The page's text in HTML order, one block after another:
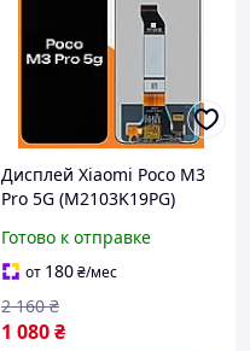
Дисплей Xiaomi Poco M3
Pro 5G (M2103K19PG)
(original), экран на
Ксиоми Поко М3 Про
Готово к отправке
от 180₴/мес
1 080₴
2 160 ₴